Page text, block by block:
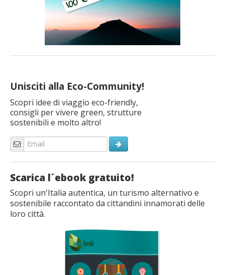
Unisciti alla Eco-Community!
Scopri idee di viaggio eco-friendly,
consigli per vivere green, strutture
sostenibili e molto altro!
Scarica l´ebook gratuito!
Scopri un'Italia autentica, un turismo alternativo e
sostenibile raccontato da cittandini innamorati delle
loro città.